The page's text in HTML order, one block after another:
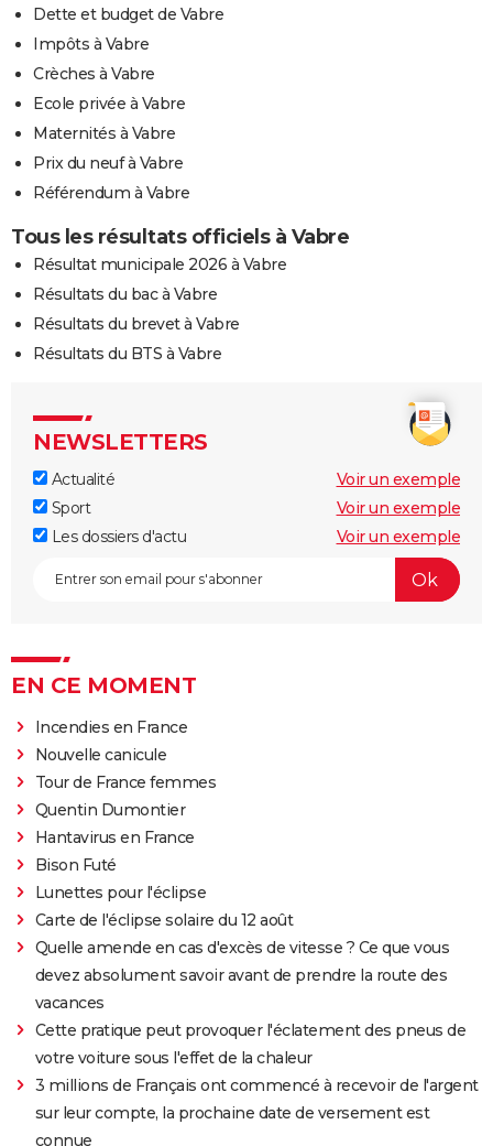
Dette et budget de Vabre
Impôts à Vabre
Crèches à Vabre
Ecole privée à Vabre
Maternités à Vabre
Prix du neuf à Vabre
Référendum à Vabre
Tous les résultats officiels à Vabre
Résultat municipale 2026 à Vabre
Résultats du bac à Vabre
Résultats du brevet à Vabre
Résultats du BTS à Vabre
NEWSLETTERS
Actualité
Voir un exemple
Sport
Voir un exemple
Les dossiers d'actu
Voir un exemple
EN CE MOMENT
Incendies en France
Nouvelle canicule
Tour de France femmes
Quentin Dumontier
Hantavirus en France
Bison Futé
Lunettes pour l'éclipse
Carte de l'éclipse solaire du 12 août
Quelle amende en cas d'excès de vitesse ? Ce que vous
devez absolument savoir avant de prendre la route des
vacances
Cette pratique peut provoquer l'éclatement des pneus de
votre voiture sous l'effet de la chaleur
3 millions de Français ont commencé à recevoir de l'argent
sur leur compte, la prochaine date de versement est
connue